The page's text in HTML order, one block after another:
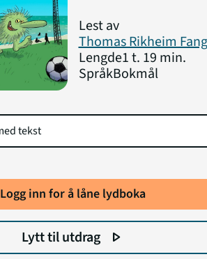
Lest av
Thomas Rikheim
Lengde1 t. 19 min.
SpråkBokmål
Logg inn for å låne lydboka
Lytt til utdrag
play_arrow